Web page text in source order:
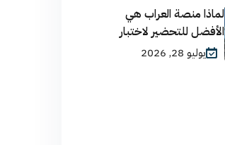
لماذا منصة العراب هي
الأفضل للتحضير لاختبار
يوليو 28, 2026